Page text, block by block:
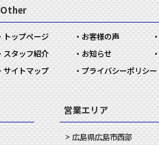
Other
トップページ お客様の声
スタッフ紹介
お知らせ
サイトマップ
プライバシーポリシー
営業エリア
広島県広島市西部